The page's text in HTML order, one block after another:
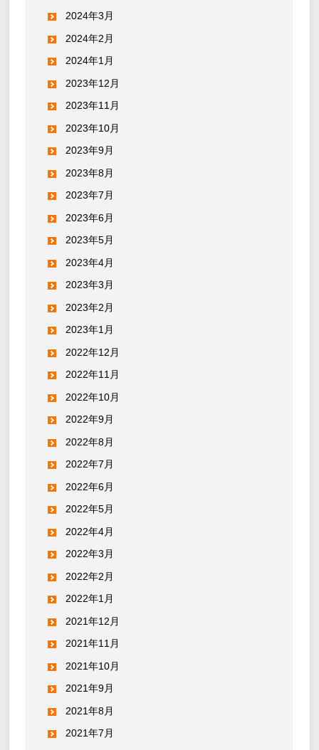
2024年3月
2024年2月
2024年1月
2023年12月
2023年11月
2023年10月
2023年9月
2023年8月
2023年7月
2023年6月
2023年5月
2023年4月
2023年3月
2023年2月
2023年1月
2022年12月
2022年11月
2022年10月
2022年9月
2022年8月
2022年7月
2022年6月
2022年5月
2022年4月
2022年3月
2022年2月
2022年1月
2021年12月
2021年11月
2021年10月
2021年9月
2021年8月
2021年7月